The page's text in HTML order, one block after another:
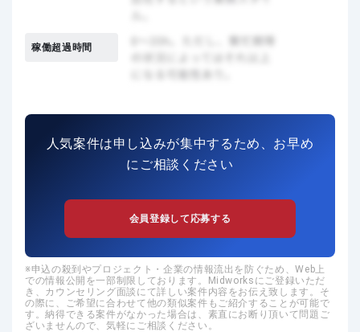
稼働超過時間
人気案件は申し込みが集中するため、お早め
にご相談ください
会員登録して応募する
申込の殺到やプロジェクト・企業の情報流出を防ぐため、Web上
での情報公開を一部制限しております。Midworksにご登録いただ
き、カウンセリング面談にて詳しい案件内容をお伝え致します。そ
の際に、ご希望に合わせて他の類似案件もご紹介することが可能で
す。納得できる案件がなかった場合は、素直にお断り頂いて問題ご
ざいませんので、気軽にご相談ください。